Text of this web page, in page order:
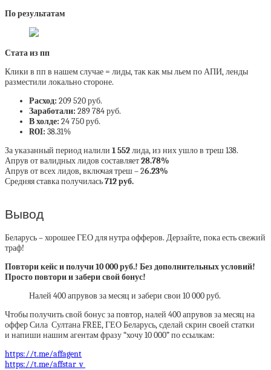
По результатам
Стата из пп
Клики в пп в нашем случае = лиды, так как мы льем по АПИ, ленды
разместили локально стороне.
Расход: 209 520 руб.
Заработали: 289 784 руб.
В холде: 24 750 руб.
ROI: 38.31%
За указанный период налили 1 552лида, из них ушло в треш 138.
Апрув от валидных лидов составляет28.78%
Апрув от всех лидов, включая треш – 26.23%
Средняя ставка получилась712 руб.
Вывод
Беларусь – хорошее ГЕО для нутра офферов. Дерзайте, пока есть свежий
траф!
Повтори кейс и получи 10 000 руб.! Без дополнительных условий!
Просто повтори и забери свой бонус!
Налей 400 апрувов за месяц и забери свои 10 000 руб.
Чтобы получить свой бонус за повтор, налей 400 апрувов за месяц на
оффер Сила Султана FREE, ГЕО Беларусь, сделай скрин своей статки
и напиши нашим агентам фразу “хочу 10 000” по cсылкам:
https://t.me/affagent
https://t.me/affstar_v